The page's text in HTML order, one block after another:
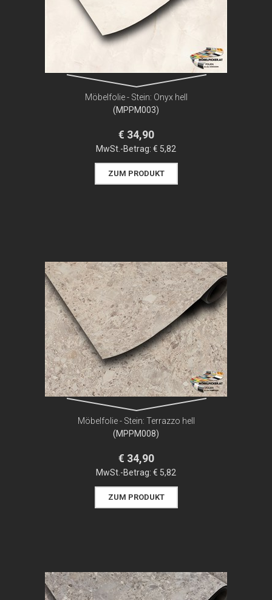
Möbelfolie - Stein: Onyx hell
(MPPM003)
€ 34,90
MwSt.-Betrag: € 5,82
ZUM PRODUKT
Möbelfolie - Stein: Terrazzo hell
(MPPM008)
€ 34,90
MwSt.-Betrag: € 5,82
ZUM PRODUKT